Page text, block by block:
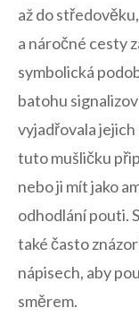
až do
a náročné cesty
symbolická
batohu
vyjadřovala‍
tuto mušličku
nebo ji‍ mít jako
odhodlání ‌pouti.
také často
nápisech, aby‍
směrem.